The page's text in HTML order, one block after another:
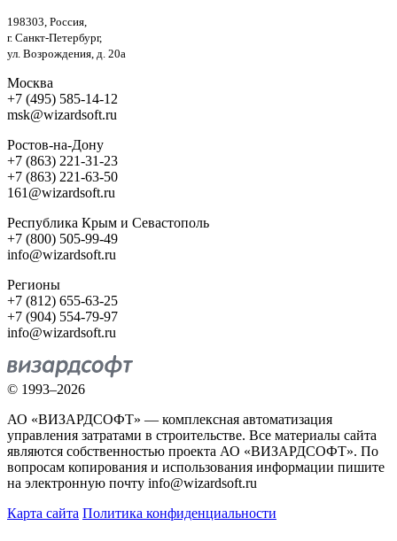
198303, Россия,
г. Санкт-Петербург,
ул. Возрождения, д. 20а
Москва
+7 (495) 585-14-12
msk@wizardsoft.ru
Ростов-на-Дону
+7 (863) 221-31-23
+7 (863) 221-63-50
161@wizardsoft.ru
Республика Крым и Севастополь
+7 (800) 505-99-49
info@wizardsoft.ru
Регионы
+7 (812) 655-63-25
+7 (904) 554-79-97
info@wizardsoft.ru
© 1993–2026
АО «ВИЗАРДСОФТ» — комплексная автоматизация
управления затратами в строительстве. Все материалы сайта
являются собственностью проекта АО «ВИЗАРДСОФТ». По
вопросам копирования и использования информации пишите
на электронную почту info@wizardsoft.ru
Карта сайта Политика конфиденциальности